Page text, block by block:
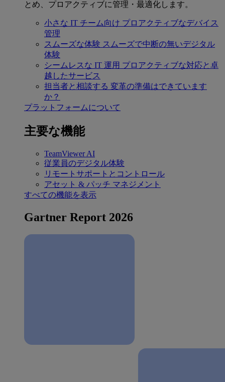
とめ、プロアクティブに管理・最適化します。
小さな IT チーム向け プロアクティブなデバイス
管理
スムーズな体験 スムーズで中断の無いデジタル
体験
シームレスな IT 運用 プロアクティブな対応と卓
越したサービス
担当者と相談する 変革の準備はできています
か？
プラットフォームについて
主要な機能
TeamViewer AI
従業員のデジタル体験
リモートサポートとコントロール
アセット & パッチ マネジメント
すべての機能を表示
Gartner Report 2026